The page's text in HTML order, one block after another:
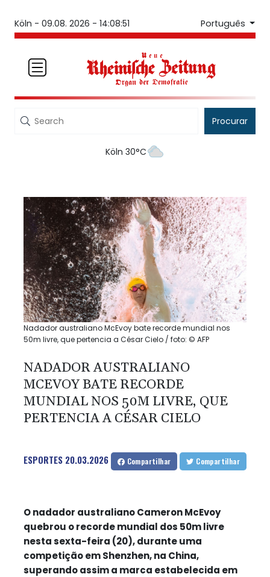
Köln - 09.08. 2026 - 14:08:51 Português
Procurar
Köln 30°C
Nadador australiano McEvoy bate recorde mundial nos
50m livre, que pertencia a César Cielo / foto: © AFP
NADADOR AUSTRALIANO
MCEVOY BATE RECORDE
MUNDIAL NOS 50M LIVRE, QUE
PERTENCIA A CÉSAR CIELO
ESPORTES 20.03.2026 Compartilhar Compartilhar
O nadador australiano Cameron McEvoy
quebrou o recorde mundial dos 50m livre
nesta sexta-feira (20), durante uma
competição em Shenzhen, na China,
superando assim a marca estabelecida em